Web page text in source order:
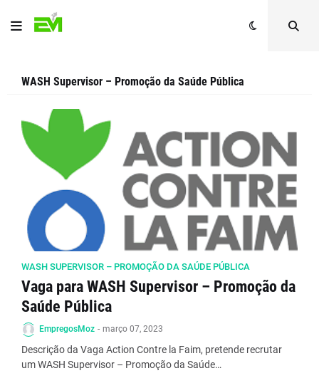
WASH Supervisor – Promoção da Saúde Pública
WASH SUPERVISOR – PROMOÇÃO DA SAÚDE PÚBLICA
Vaga para WASH Supervisor – Promoção da
Saúde Pública
EmpregosMoz - março 07, 2023
Descrição da Vaga Action Contre la Faim, pretende recrutar
um WASH Supervisor – Promoção da Saúde…